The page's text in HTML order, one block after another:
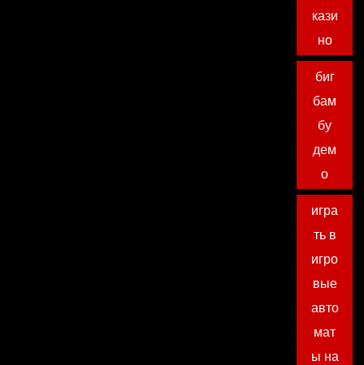
кази
но
биг
бам
бу
дем
о
игра
ть в
игро
вые
авто
мат
ы на